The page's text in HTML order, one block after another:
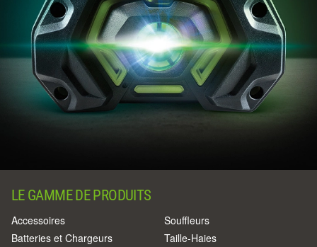
LE GAMME DE PRODUITS
Accessoires
Batteries et Chargeurs
Souffleurs
Taille-Haies